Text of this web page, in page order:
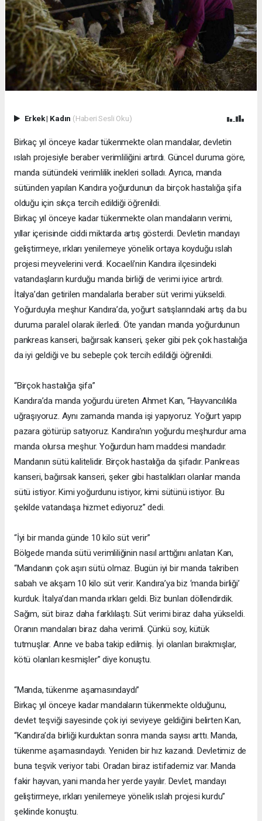
Erkek| Kadın (Haberi Sesli Oku)
Birkaç yıl önceye kadar tükenmekte olan mandalar, devletin
ıslah projesiyle beraber verimliliğini artırdı. Güncel duruma göre,
manda sütündeki verimlilik inekleri solladı. Ayrıca, manda
sütünden yapılan Kandıra yoğurdunun da birçok hastalığa şifa
olduğu için sıkça tercih edildiği öğrenildi.
Birkaç yıl önceye kadar tükenmekte olan mandaların verimi,
yıllar içerisinde ciddi miktarda artış gösterdi. Devletin mandayı
geliştirmeye, ırkları yenilemeye yönelik ortaya koyduğu ıslah
projesi meyvelerini verdi. Kocaeli’nin Kandıra ilçesindeki
vatandaşların kurduğu manda birliği de verimi iyice artırdı.
İtalya’dan getirilen mandalarla beraber süt verimi yükseldi.
Yoğurduyla meşhur Kandıra’da, yoğurt satışlarındaki artış da bu
duruma paralel olarak ilerledi. Öte yandan manda yoğurdunun
pankreas kanseri, bağırsak kanseri, şeker gibi pek çok hastalığa
da iyi geldiği ve bu sebeple çok tercih edildiği öğrenildi.
“Birçok hastalığa şifa”
Kandıra’da manda yoğurdu üreten Ahmet Kan, “Hayvancılıkla
uğraşıyoruz. Aynı zamanda manda işi yapıyoruz. Yoğurt yapıp
pazara götürüp satıyoruz. Kandıra’nın yoğurdu meşhurdur ama
manda olursa meşhur. Yoğurdun ham maddesi mandadır.
Mandanın sütü kalitelidir. Birçok hastalığa da şifadır. Pankreas
kanseri, bağırsak kanseri, şeker gibi hastalıkları olanlar manda
sütü istiyor. Kimi yoğurdunu istiyor, kimi sütünü istiyor. Bu
şekilde vatandaşa hizmet ediyoruz” dedi.
“İyi bir manda günde 10 kilo süt verir”
Bölgede manda sütü verimliliğinin nasıl arttığını anlatan Kan,
“Mandanın çok aşırı sütü olmaz. Bugün iyi bir manda takriben
sabah ve akşam 10 kilo süt verir. Kandıra’ya biz ‘manda birliği’
kurduk. İtalya’dan manda ırkları geldi. Biz bunları döllendirdik.
Sağım, süt biraz daha farklılaştı. Süt verimi biraz daha yükseldi.
Oranın mandaları biraz daha verimli. Çünkü soy, kütük
tutmuşlar. Anne ve baba takip edilmiş. İyi olanları bırakmışlar,
kötü olanları kesmişler” diye konuştu.
“Manda, tükenme aşamasındaydı”
Birkaç yıl önceye kadar mandaların tükenmekte olduğunu,
devlet teşviği sayesinde çok iyi seviyeye geldiğini belirten Kan,
“Kandıra’da birliği kurduktan sonra manda sayısı arttı. Manda,
tükenme aşamasındaydı. Yeniden bir hız kazandı. Devletimiz de
buna teşvik veriyor tabi. Oradan biraz istifademiz var. Manda
fakir hayvan, yani manda her yerde yayılır. Devlet, mandayı
geliştirmeye, ırkları yenilemeye yönelik ıslah projesi kurdu”
şeklinde konuştu.